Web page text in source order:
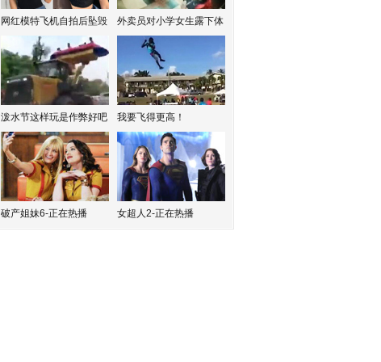
网红模特飞机自拍后坠毁 外卖员对小学女生露下体
泼水节这样玩是作弊好吧 我要飞得更高！
破产姐妹6-正在热播 女超人2-正在热播